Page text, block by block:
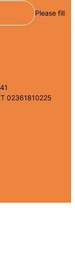
Please fill
02361810225